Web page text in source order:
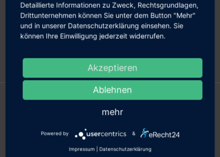
Kontakt
IHRE FEHLSICHTIGKEIT
Kurzsichtigkeit lasern und Linsenkorrektur
Hornhautverkrümmung
Alterssichtigkeit
Detaillierte Informationen zu Zweck, Rechtsgrundlagen,
Drittunternehmen können Sie unter dem Button "Mehr"
und in unserer Datenschutzerklärung einsehen. Sie
können Ihre Einwilligung jederzeit widerrufen.
Akzeptieren
Ablehnen
mehr
Powered by &
Impressum | Datenschutzerklärung